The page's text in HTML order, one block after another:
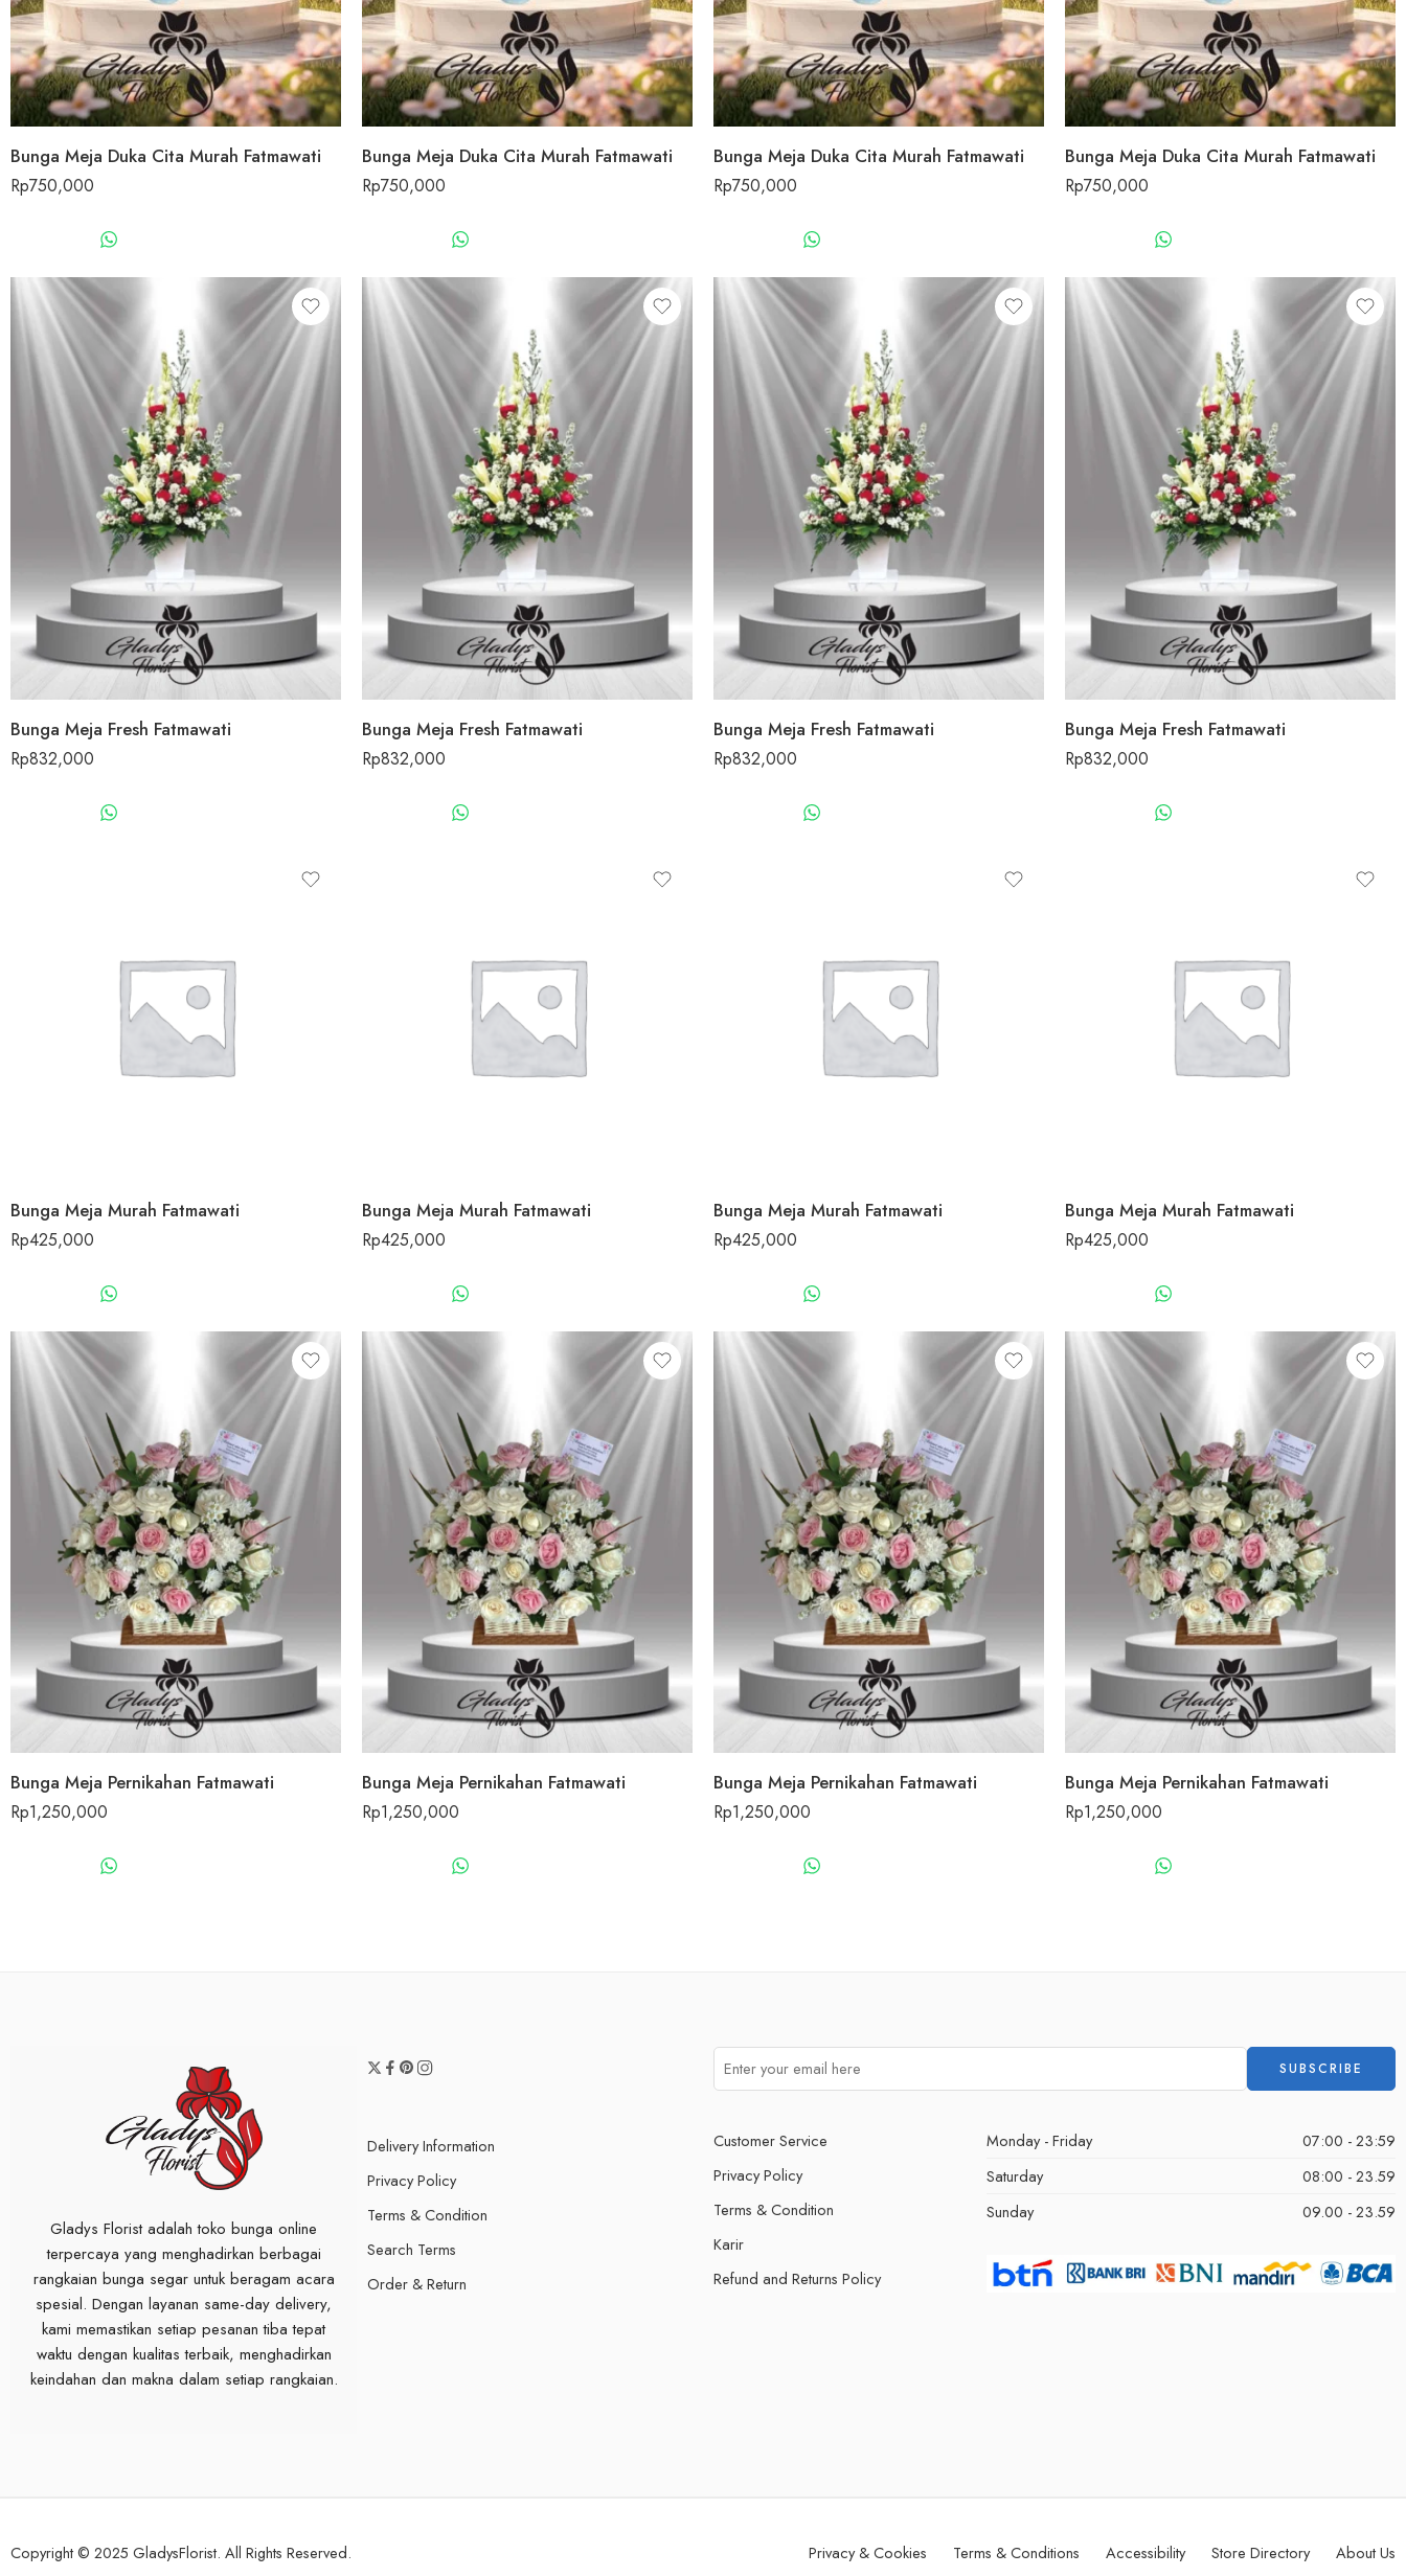
Bunga Meja Duka Cita Murah Fatmawati
Rp750,000
Bunga Meja Duka Cita Murah Fatmawati
Rp750,000
Bunga Meja Duka Cita Murah Fatmawati
Rp750,000
Bunga Meja Duka Cita Murah Fatmawati
Rp750,000
Bunga Meja Fresh Fatmawati
Rp832,000
Bunga Meja Fresh Fatmawati
Rp832,000
Bunga Meja Fresh Fatmawati
Rp832,000
Bunga Meja Fresh Fatmawati
Rp832,000
Bunga Meja Murah Fatmawati
Rp425,000
Bunga Meja Murah Fatmawati
Rp425,000
Bunga Meja Murah Fatmawati
Rp425,000
Bunga Meja Murah Fatmawati
Rp425,000
Bunga Meja Pernikahan Fatmawati
Rp1,250,000
Bunga Meja Pernikahan Fatmawati
Rp1,250,000
Bunga Meja Pernikahan Fatmawati
Rp1,250,000
Bunga Meja Pernikahan Fatmawati
Rp1,250,000
Gladys Florist adalah toko bunga online
terpercaya yang menghadirkan berbagai
rangkaian bunga segar untuk beragam acara
spesial. Dengan layanan same-day delivery,
kami memastikan setiap pesanan tiba tepat
waktu dengan kualitas terbaik, menghadirkan
keindahan dan makna dalam setiap rangkaian.
Delivery Information
Privacy Policy
Terms & Condition
Search Terms
Order & Return
Customer Service
Privacy Policy
Terms & Condition
Karir
Refund and Returns Policy
Monday - Friday
07:00 - 23:59
Saturday
08:00 - 23.59
Sunday
09.00 - 23.59
Copyright © 2025 GladysFlorist. All Rights Reserved. Privacy & Cookies Terms & Conditions Accessibility Store Directory About Us